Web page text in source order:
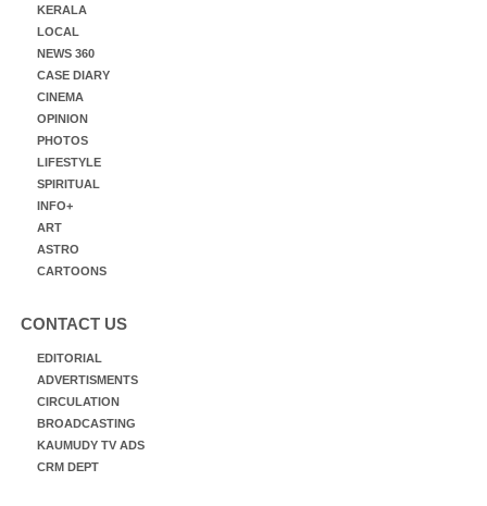
KERALA
LOCAL
NEWS 360
CASE DIARY
CINEMA
OPINION
PHOTOS
LIFESTYLE
SPIRITUAL
INFO+
ART
ASTRO
CARTOONS
CONTACT US
EDITORIAL
ADVERTISMENTS
CIRCULATION
BROADCASTING
KAUMUDY TV ADS
CRM DEPT